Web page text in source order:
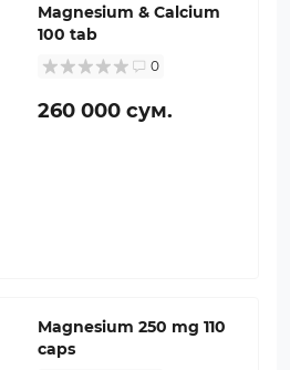
Magnesium & Calcium
100 tab
0
260 000 сум.
Magnesium 250 mg 110
caps